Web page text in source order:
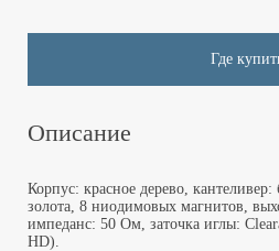
Где
Описание
Корпус: красное дерево,
золота, 8 ниодимовых магнитов,
импеданс: 50 Ом, заточка иглы:
HD).